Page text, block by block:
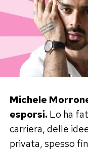
Michele
esporsi. Lo ha
carriera, delle
privata, spesso